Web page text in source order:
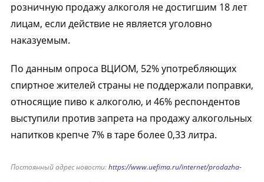
розничную продажу алкоголя не достигшим 18 лет
лицам, если действие не является уголовно
наказуемым.
По данным опроса ВЦИОМ, 52% употребляющих
спиртное жителей страны не поддержали поправки,
относящие пиво к алкоголю, и 46% респондентов
выступили против запрета на продажу алкогольных
напитков крепче 7% в таре более 0,33 литра.
Постоянный адрес новости:https://www.uefima.ru/internet/prodazha-